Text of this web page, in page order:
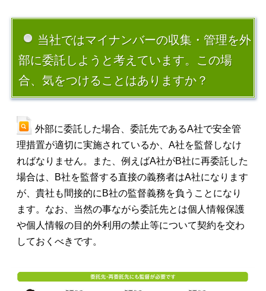
当社ではマイナンバーの収集・管理を外
部に委託しようと考えています。この場
合、気をつけることはありますか？
外部に委託した場合、委託先であるA社で安全管
理措置が適切に実施されているか、A社を監督しなけ
ればなりません。また、例えばA社がB社に再委託した
場合は、B社を監督する直接の義務者はA社になります
が、貴社も間接的にB社の監督義務を負うことになり
ます。なお、当然の事ながら委託先とは個人情報保護
や個人情報の目的外利用の禁止等について契約を交わ
しておくべきです。